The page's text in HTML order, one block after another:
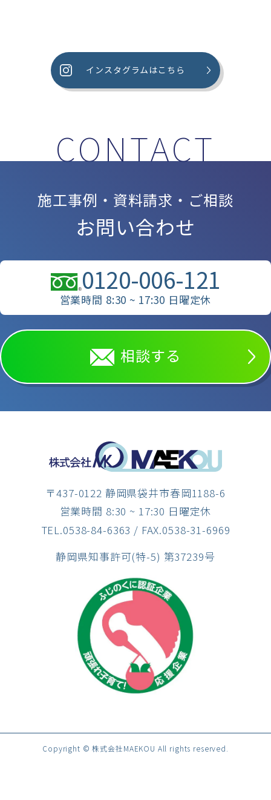
インスタグラムはこちら
施工事例・資料請求・ご相談
お問い合わせ
0120-006-121
営業時間 8:30 ~ 17:30 日曜定休
相談する
〒437-0122 静岡県袋井市春岡1188-6
営業時間 8:30 ~ 17:30 日曜定休
TEL.0538-84-6363 / FAX.0538-31-6969
静岡県知事許可(特-5) 第37239号
Copyright © 株式会社MAEKOU All rights reserved.